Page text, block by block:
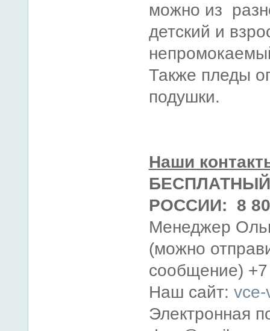
можно из
детский и
Также пледы
подушки.
Наши
РОССИИ: 8
Менеджер
(можно
сообщение)
Наш сайт: vce-
Электронная